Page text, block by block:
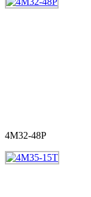
4M32-48P